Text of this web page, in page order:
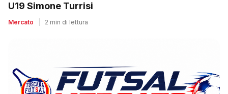
U19 Simone Turrisi
Mercato 2 min di lettura